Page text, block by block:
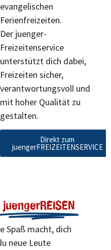
evangelischen
Ferienfreizeiten.
Der juenger-
Freizeitenservice
unterstützt dich dabei,
Freizeiten sicher,
verantwortungsvoll und
mit hoher Qualität zu
gestalten.
Direkt zum
juengerFREIZEITENSERVICE
juengerREISEN
Spaß macht, dich
neue Leute